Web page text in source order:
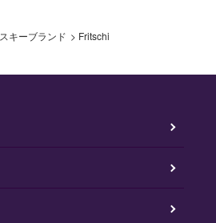
スキーブランド > Fritschi